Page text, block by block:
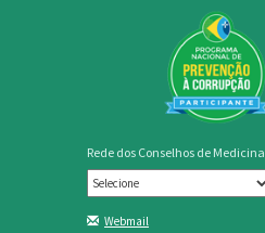
Rede dos Conselhos de Medicina
Webmail